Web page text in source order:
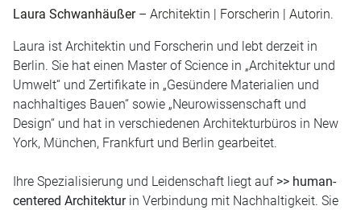
Laura Schwanhäußer– Architektin | Forscherin | Autorin.
Laura ist Architektin und Forscherin und lebt derzeit in
Berlin. Sie hat einen Master of Science in „Architektur und
Umwelt“ und Zertifikate in „Gesündere Materialien und
nachhaltiges Bauen“ sowie „Neurowissenschaft und
Design“ und hat in verschiedenen Architekturbüros in New
York, München, Frankfurt und Berlin gearbeitet.
Ihre Spezialisierung und Leidenschaft liegt auf >> human-
centered Architekturin Verbindung mit Nachhaltigkeit. Sie